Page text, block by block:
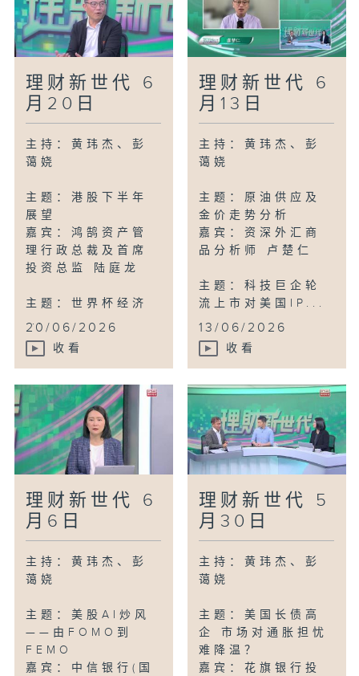
理财新世代 6
月20日
主持：黄玮杰、彭
蔼娆
主题：港股下半年
展望
嘉宾：鸿鹄资产管
理行政总裁及首席
投资总监 陆庭龙
主题：世界杯经济
...
20/06/2026
收看
理财新世代 6
月13日
主持：黄玮杰、彭
蔼娆
主题：原油供应及
金价走势分析
嘉宾：资深外汇商
品分析师 卢楚仁
主题：科技巨企轮
流上市对美国IP...
13/06/2026
收看
理财新世代 6
月6日
主持：黄玮杰、彭
蔼娆
主题：美股AI炒风
——由FOMO到
FEMO
嘉宾：中信银行(国
理财新世代 5
月30日
主持：黄玮杰、彭
蔼娆
主题：美国长债高
企 市场对通胀担忧
难降温？
嘉宾：花旗银行投